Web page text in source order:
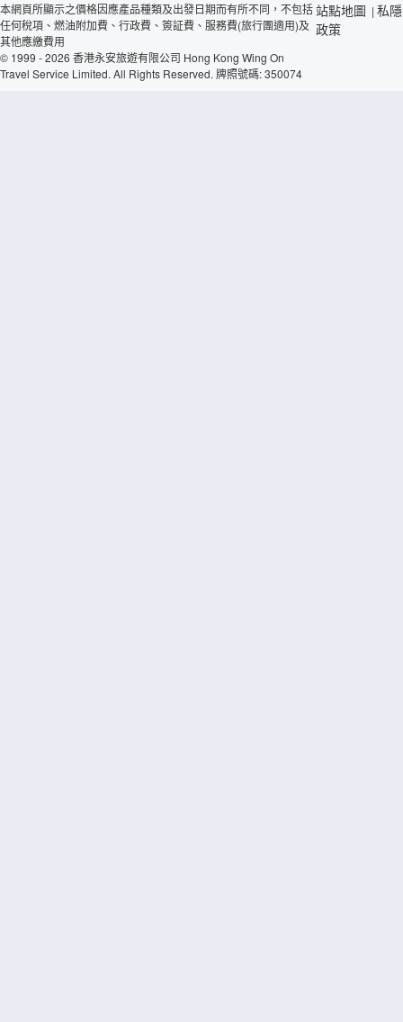
本網頁所顯示之價格因應產品種類及出發日期而有所不同，不包括
任何稅項、燃油附加費、行政費、簽証費、服務費(旅行團適用)及
其他應繳費用
© 1999 - 2026 香港永安旅遊有限公司 Hong Kong Wing On
Travel Service Limited. All Rights Reserved. 牌照號碼: 350074
站點地圖 | 私隱
政策